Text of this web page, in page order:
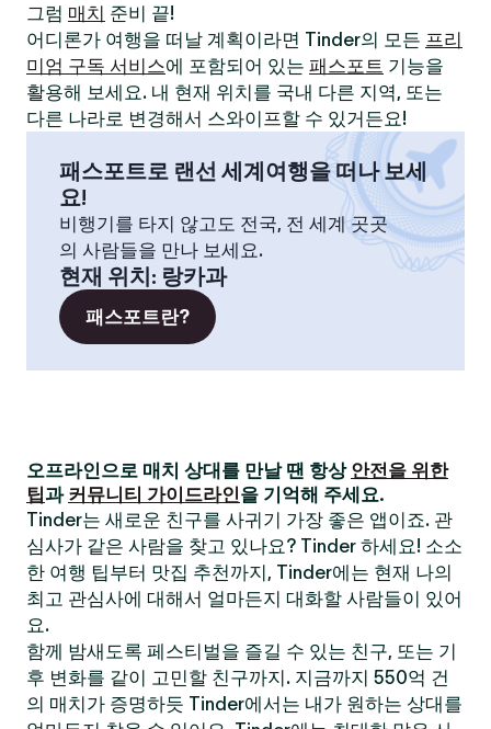
그럼 매치 준비 끝!
어디론가 여행을 떠날 계획이라면 Tinder의 모든 프리
미엄 구독 서비스에 포함되어 있는 패스포트 기능을
활용해 보세요. 내 현재 위치를 국내 다른 지역, 또는
다른 나라로 변경해서 스와이프할 수 있거든요!
패스포트로 랜선 세계여행을 떠나 보세
요!
비행기를 타지 않고도 전국, 전 세계 곳곳
의 사람들을 만나 보세요.
현재 위치: 랑카과
패스포트란?
오프라인으로 매치 상대를 만날 땐 항상 안전을 위한
팁과 커뮤니티 가이드라인을 기억해 주세요.
Tinder는 새로운 친구를 사귀기 가장 좋은 앱이죠. 관
심사가 같은 사람을 찾고 있나요? Tinder 하세요! 소소
한 여행 팁부터 맛집 추천까지, Tinder에는 현재 나의
최고 관심사에 대해서 얼마든지 대화할 사람들이 있어
요.
함께 밤새도록 페스티벌을 즐길 수 있는 친구, 또는 기
후 변화를 같이 고민할 친구까지. 지금까지 550억 건
의 매치가 증명하듯 Tinder에서는 내가 원하는 상대를